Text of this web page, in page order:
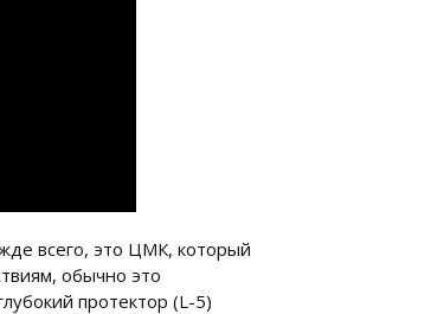
всего, это ЦМК, который
обычно это
протектор (L-5)